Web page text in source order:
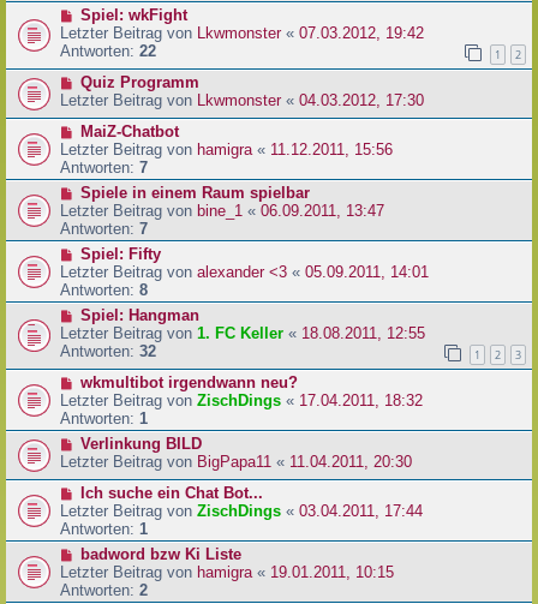
Spiel: wkFight
Letzter Beitrag von
Lkwmonster« 07.03.2012, 19:42
Antworten: 22 1 2
Quiz Programm
Letzter Beitrag von
Lkwmonster « 04.03.2012, 17:30
MaiZ-Chatbot
Letzter Beitrag von hamigra « 11.12.2011, 15:56
Antworten: 7
Spiele in einem Raum spielbar
Letzter Beitrag von bine_1 « 06.09.2011, 13:47
Antworten: 7
Spiel: Fifty
Letzter Beitrag von alexander <3 « 05.09.2011, 14:01
Antworten: 8
Spiel: Hangman
Letzter Beitrag von 1. FC Keller « 18.08.2011, 12:55
Antworten: 32 1 2 3
wkmultibot irgendwann neu?
Letzter Beitrag von ZischDings « 17.04.2011, 18:32
Antworten: 1
Verlinkung BILD
Letzter Beitrag von BigPapa11 « 11.04.2011, 20:30
Ich suche ein Chat Bot...
Letzter Beitrag von ZischDings « 03.04.2011, 17:44
Antworten: 1
badword bzw Ki Liste
Letzter Beitrag von hamigra « 19.01.2011, 10:15
Antworten: 2